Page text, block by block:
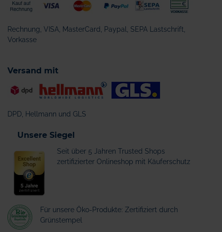
Rechnung, VISA, MasterCard, Paypal, SEPA Lastschrift,
Vorkasse
Versand mit
DPD, Hellmann und GLS
Unsere Siegel
Seit über 5 Jahren Trusted Shops
zertifizierter Onlineshop mit Käuferschutz
Für unsere Öko-Produkte: Zertifiziert durch
Grünstempel